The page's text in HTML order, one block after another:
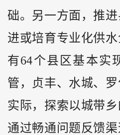
础。另一方面，推进
进或培育专业化供
有64个县区基本实
管，贞丰、水城、
实际，探索以城带乡
通过畅通问题反馈